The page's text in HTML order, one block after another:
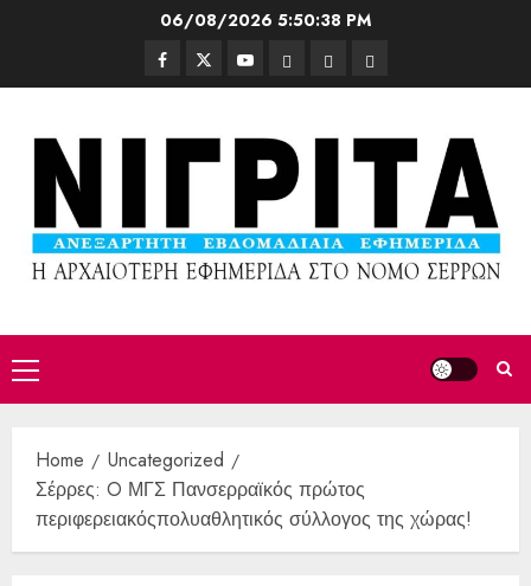
06/08/2026 5:50:39 PM
Home
Uncategorized
Σέρρες: O ΜΓΣ Πανσερραϊκός πρώτος
περιφερειακόςπολυαθλητικός σύλλογος της χώρας!